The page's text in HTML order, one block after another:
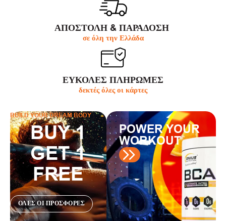
ΑΠΟΣΤΟΛΗ & ΠΑΡΆΔΟΣΗ
σε όλη την Ελλάδα
ΕΥΚΟΛΕΣ ΠΛΗΡΩΜΕΣ
δεκτές όλες οι κάρτες
BUILD YOUR DREAM BODY
BUY 1
GET 1
FREE
ΟΛΕΣ ΟΙ ΠΡΟΣΦΟΡΕΣ
POWER YOUR
WORKOUT